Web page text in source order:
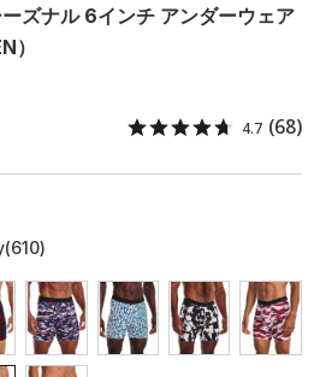
ズナル 6インチ アンダーウェア
）
4.7 (68)